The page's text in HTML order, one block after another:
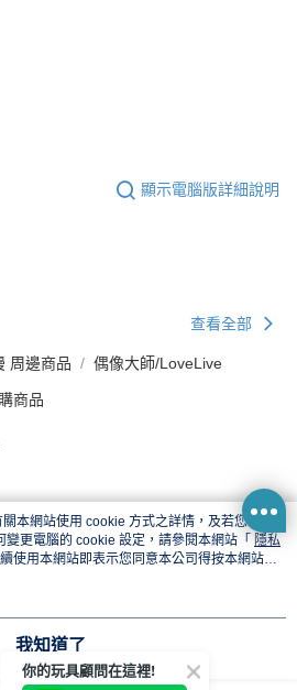
顯示電腦版詳細說明
查看全部
周邊商品 偶像大師/LoveLive
商品
本網站使用 cookie 方式之詳情，及若您不希
更電腦的 cookie 設定，請參閱本網站「 隱私
使用本網站即表示您同意本公司得按本網站使
。
我知道了
你的玩具顧問在這裡!